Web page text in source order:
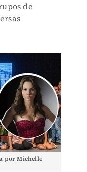
de
por Michelle